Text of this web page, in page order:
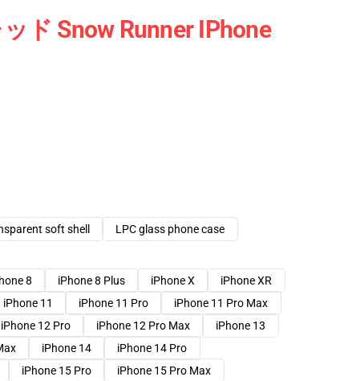
ド Snow Runner IPhone
soft shell
LPC glass phone case
8 iPhone 8 Plus iPhone X
iPhone XR
iPhone 11 iPhone 11 Pro
iPhone 11 Pro Max
iPhone 12 Pro iPhone 12 Pro Max
iPhone 13
iPhone 14
iPhone 14 Pro
iPhone 15 Pro
iPhone 15 Pro Max